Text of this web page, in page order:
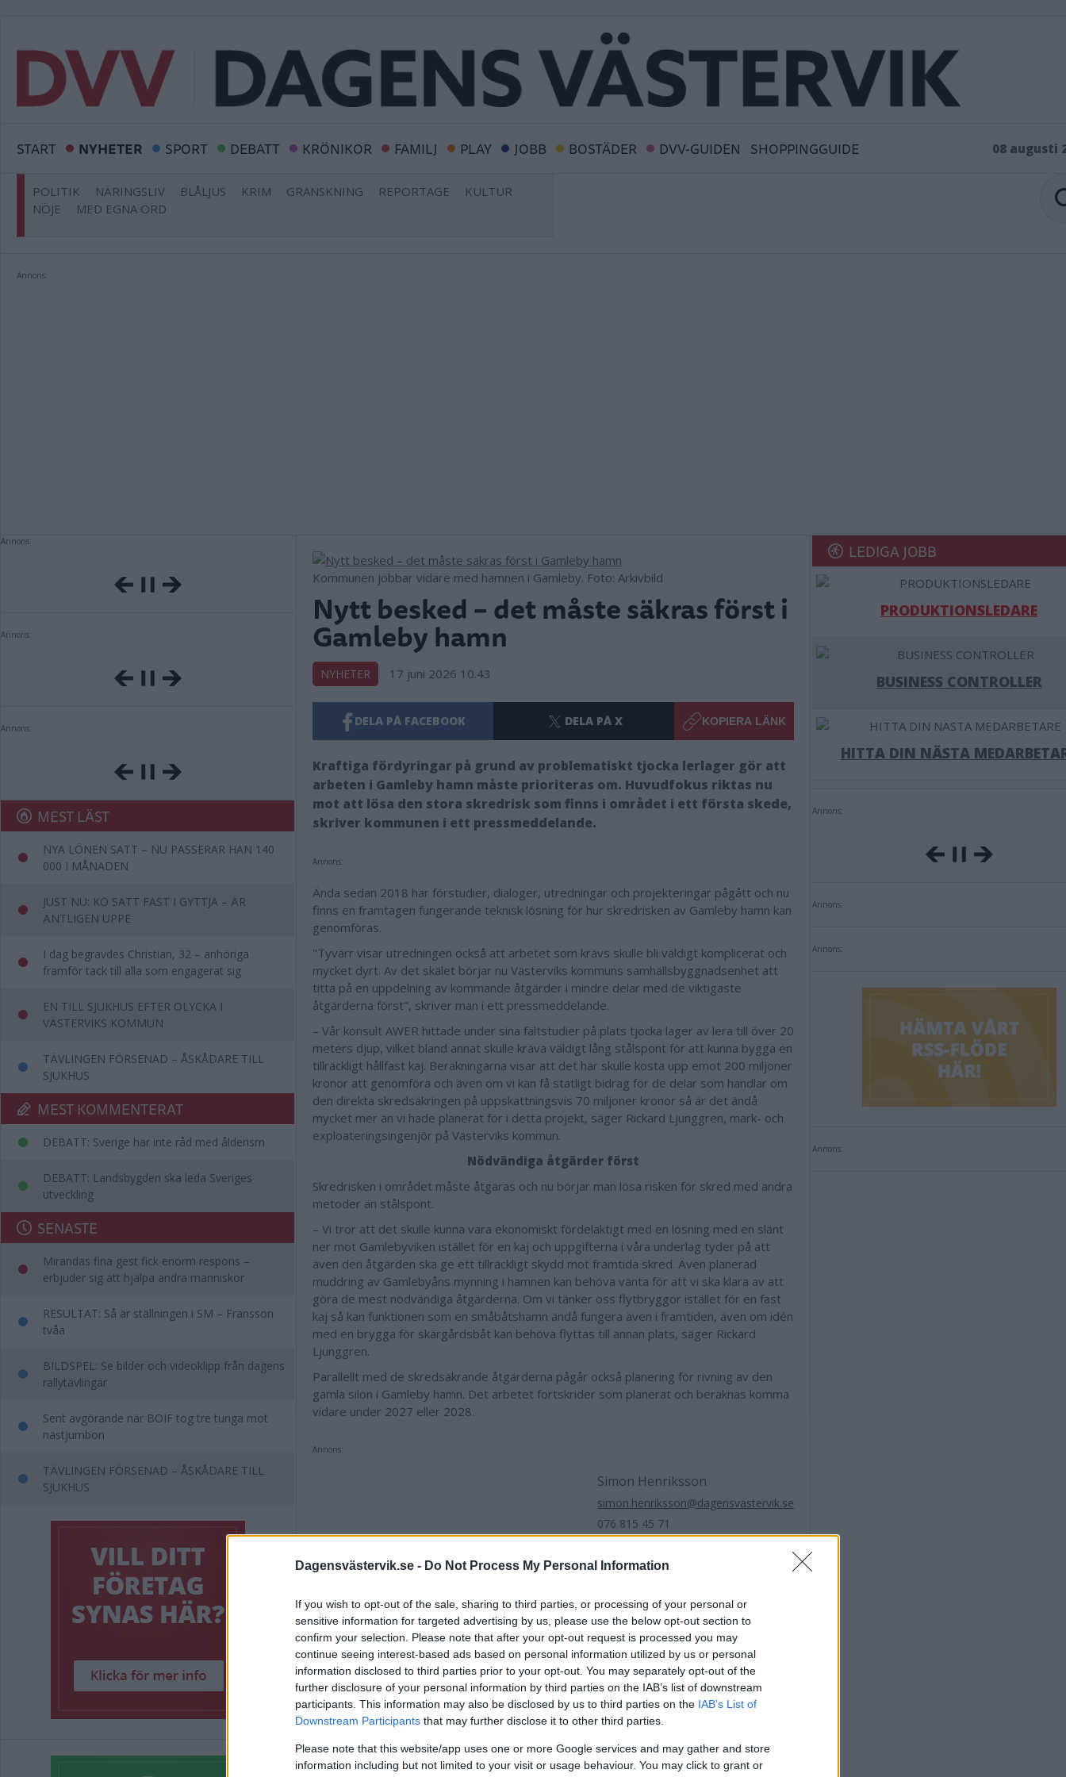
Dagensvästervik.se - Do Not Process My Personal Information
If you wish to opt-out of the sale, sharing to third parties, or processing of your personal or
sensitive information for targeted advertising by us, please use the below opt-out section to
confirm your selection. Please note that after your opt-out request is processed you may
continue seeing interest-based ads based on personal information utilized by us or personal
information disclosed to third parties prior to your opt-out. You may separately opt-out of the
further disclosure of your personal information by third parties on the IAB’s list of downstream
participants. This information may also be disclosed by us to third parties on the IAB’s List of
Downstream Participants that may further disclose it to other third parties.
Please note that this website/app uses one or more Google services and may gather and store
information including but not limited to your visit or usage behaviour. You may click to grant or
START NYHETER SPORT DEBATT KRÖNIKOR FAMILJ PLAY JOBB BOSTÄDER DVV-GUIDEN SHOPPINGGUIDE 08 augusti
POLITIK NÄRINGSLIV BLÅLJUS KRIM GRANSKNING REPORTAGE
KULTUR
NÖJE
MED EGNA ORD
Annons:
Annons:
Annons:
Annons:
MEST LÄST
NYA LÖNEN SATT – NU PASSERAR HAN 140
000 I MÅNADEN
JUST NU: KO SATT FAST I GYTTJA – ÄR
ÄNTLIGEN UPPE
I dag begravdes Christian, 32 – anhöriga
framför tack till alla som engagerat sig
EN TILL SJUKHUS EFTER OLYCKA I
VÄSTERVIKS KOMMUN
TÄVLINGEN FÖRSENAD – ÅSKÅDARE TILL
SJUKHUS
MEST KOMMENTERAT
DEBATT: Sverige har inte råd med ålderism
DEBATT: Landsbygden ska leda Sveriges
utveckling
SENASTE
Mirandas fina gest fick enorm respons –
erbjuder sig att hjälpa andra människor
RESULTAT: Så är ställningen i SM – Fransson
tvåa
BILDSPEL: Se bilder och videoklipp från dagens
rallytävlingar
Sent avgörande när BOIF tog tre tunga mot
nästjumbon
TÄVLINGEN FÖRSENAD – ÅSKÅDARE TILL
SJUKHUS
Kommunen jobbar vidare med hamnen i Gamleby. Foto: Arkivbild
Nytt besked – det måste säkras först i
Gamleby hamn
NYHETER 17 juni 2026 10.43
DELA PÅ FACEBOOK DELA PÅ X KOPIERA LÄNK
Kraftiga fördyringar på grund av problematiskt tjocka lerlager gör att
arbeten i Gamleby hamn måste prioriteras om. Huvudfokus riktas nu
mot att lösa den stora skredrisk som finns i området i ett första skede,
skriver kommunen i ett pressmeddelande.
Annons:
Ända sedan 2018 har förstudier, dialoger, utredningar och projekteringar pågått och nu
finns en framtagen fungerande teknisk lösning för hur skredrisken av Gamleby hamn kan
genomföras.
"Tyvärr visar utredningen också att arbetet som krävs skulle bli väldigt komplicerat och
mycket dyrt. Av det skälet börjar nu Västerviks kommuns samhällsbyggnadsenhet att
titta på en uppdelning av kommande åtgärder i mindre delar med de viktigaste
åtgärderna först", skriver man i ett pressmeddelande.
– Vår konsult AWER hittade under sina fältstudier på plats tjocka lager av lera till över 20
meters djup, vilket bland annat skulle kräva väldigt lång stålspont för att kunna bygga en
tillräckligt hållfast kaj. Beräkningarna visar att det här skulle kosta upp emot 200 miljoner
kronor att genomföra och även om vi kan få statligt bidrag för de delar som handlar om
den direkta skredsäkringen på uppskattningsvis 70 miljoner kronor så är det ändå
mycket mer än vi hade planerat för i detta projekt, säger Rickard Ljunggren, mark- och
exploateringsingenjör på Västerviks kommun.
Nödvändiga åtgärder först
Skredrisken i området måste åtgäras och nu börjar man lösa risken för skred med andra
metoder än stålspont.
– Vi tror att det skulle kunna vara ekonomiskt fördelaktigt med en lösning med en slänt
ner mot Gamlebyviken istället för en kaj och uppgifterna i våra underlag tyder på att
även den åtgärden ska ge ett tillräckligt skydd mot framtida skred. Även planerad
muddring av Gamlebyåns mynning i hamnen kan behöva vänta för att vi ska klara av att
göra de mest nödvändiga åtgärderna. Om vi tänker oss flytbryggor istället för en fast
kaj så kan funktionen som en småbåtshamn ändå fungera även i framtiden, även om idén
med en brygga för skärgårdsbåt kan behöva flyttas till annan plats, säger Rickard
Ljunggren.
Parallellt med de skredsäkrande åtgärderna pågår också planering för rivning av den
gamla silon i Gamleby hamn. Det arbetet fortskrider som planerat och beräknas komma
vidare under 2027 eller 2028.
Annons:
Simon Henriksson
simon.henriksson@dagensvastervik.se
076 815 45 71
Annons:
Taggar i artikel Gamleby hamn
Annons:
DELA PÅ FACEBOOK DELA PÅ X
LEDIGA JOBB
PRODUKTIONSLEDARE
BUSINESS CONTROLLER
HITTA DIN NÄSTA
Annons:
Annons:
Annons:
Annons: